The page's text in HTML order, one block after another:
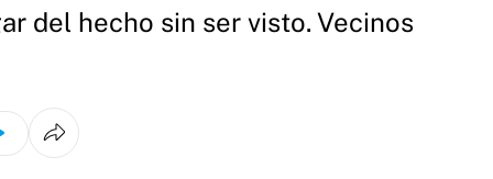
del hecho sin ser visto. Vecinos